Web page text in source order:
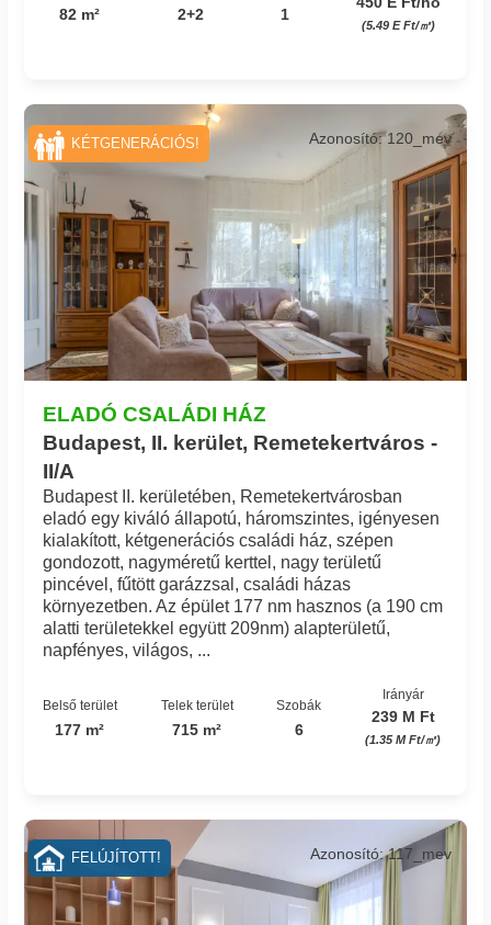
82 m² 2+2 1
(5.49 E Ft/㎡)
ELADÓ CSALÁDI HÁZ
Budapest, II. kerület, Remetekertváros -
II/A
Azonosító: 120_mev
Budapest II. kerületében, Remetekertvárosban
eladó egy kiváló állapotú, háromszintes, igényesen
kialakított, kétgenerációs családi ház, szépen
gondozott, nagyméretű kerttel, nagy területű
pincével, fűtött garázzsal, családi házas
környezetben. Az épület 177 nm hasznos (a 190 cm
alatti területekkel együtt 209nm) alapterületű,
napfényes, világos, ...
Belső terület
177 m²
Telek terület
715 m²
Szobák
6
Irányár
239 M Ft
(1.35 M Ft/㎡)
KÉTGENERÁCIÓS!
Azonosító: 117_mev
FELÚJÍTOTT!